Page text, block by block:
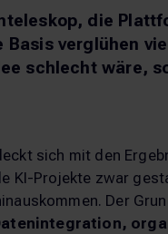
die
Basis verglühen
schlecht wäre,
sich mit den
KI-Projekte zwar
Der